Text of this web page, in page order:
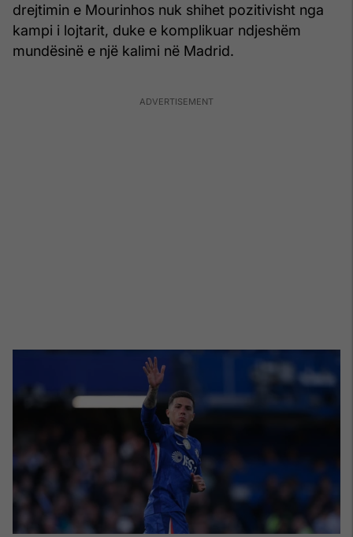
drejtimin e Mourinhos nuk shihet pozitivisht nga
kampi i lojtarit, duke e komplikuar ndjeshëm
mundësinë e një kalimi në Madrid.